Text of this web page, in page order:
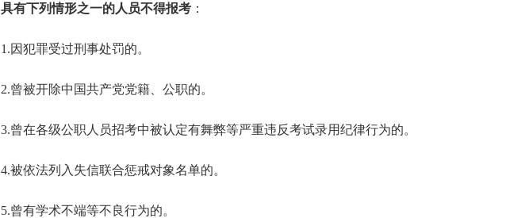
具有下列情形之一的人员不得报考 ：
1.因犯罪受过刑事处罚的。
2.曾被开除中国共产党党籍、公职的。
3.曾在各级公职人员招考中被认定有舞弊等严重违反考试录用纪律行为的。
4.被依法列入失信联合惩戒对象名单的。
5.曾有学术不端等不良行为的。